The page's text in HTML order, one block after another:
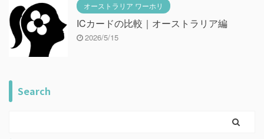
オーストラリア ワーホリ
ICカードの比較｜オーストラリア編
2026/5/15
Search